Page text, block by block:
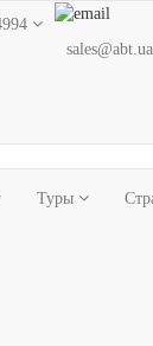
sales@abt.ua
Туры